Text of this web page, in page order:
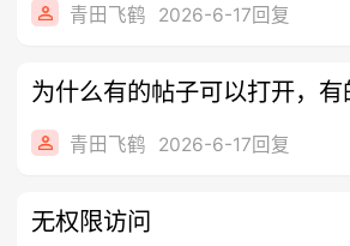
青田飞鹤 2026-6-17回复
为什么有的帖子可以打开，
青田飞鹤 2026-6-17回复
无权限访问